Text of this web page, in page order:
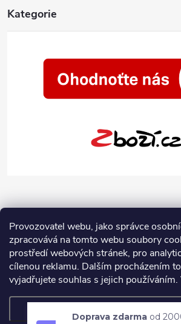
Provozovatel webu, jako správce
zpracovává na tomto webu soubory
prostředí webových stránek, pro
cílenou reklamu. Dalším procházením
vyjadřujete souhlas s jejich používáním.
Kategorie
Copyright 2026Jeans-Shop.cz. Všechna
Doprava zdarma od